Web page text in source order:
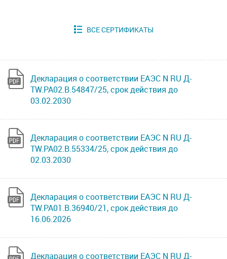
Декларация о соответствии ЕАЭС N RU Д-
TW.РА02.В.54847/25, срок действия до
03.02.2030
Декларация о соответствии ЕАЭС N RU Д-
TW.РА02.В.55334/25, срок действия до
02.03.2030
Декларация о соответствии ЕАЭС N RU Д-
TW.РА01.В.36940/21, срок действия до
16.06.2026
Декларация о соответствии ЕАЭС N RU Д-